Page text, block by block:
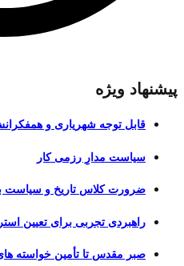
پیشنهاد ویژه
قابل توجه شهریاری و
سیاست مدارِ رزمی کار
ضرورت کلاس تاریخ و سیاست
راهبردی تجربی برای تعیین
صبر مقدس تا تأمین خواسته